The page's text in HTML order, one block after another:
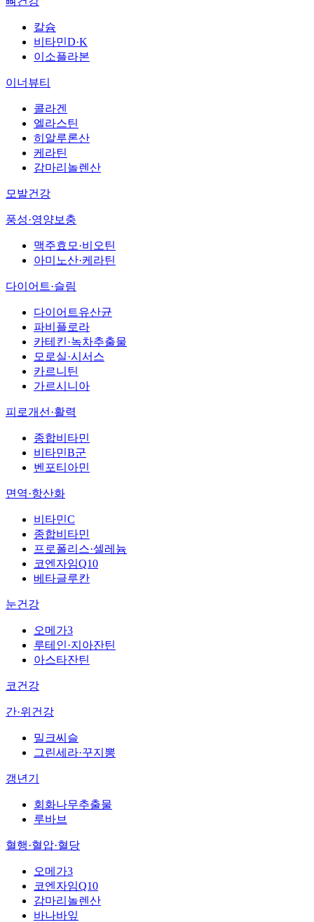
칼슘
비타민D·K
이소플라본
이너뷰티
콜라겐
엘라스틴
히알루론산
케라틴
감마리놀렌산
모발건강
풍성·영양보충
맥주효모·비오틴
아미노산·케라틴
다이어트·슬림
다이어트유산균
파비플로라
카테킨·녹차추출물
모로실·시서스
카르니틴
가르시니아
피로개선·활력
종합비타민
비타민B군
벤포티아민
면역·항산화
비타민C
종합비타민
프로폴리스·셀레늄
코엔자임Q10
베타글루칸
눈건강
오메가3
루테인·지아잔틴
아스타잔틴
코건강
간·위건강
밀크씨슬
그린세라·꾸지뽕
갱년기
회화나무추출물
루바브
혈행·혈압·혈당
오메가3
코엔자임Q10
감마리놀렌산
바나바잎